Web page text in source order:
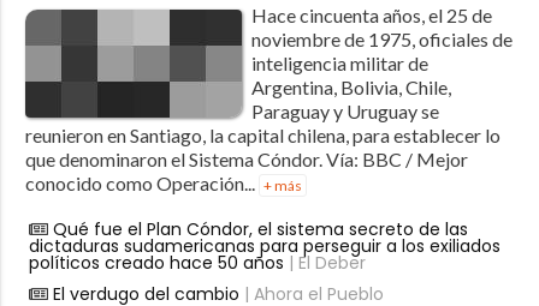
Hace cincuenta años, el 25 de
noviembre de 1975, oficiales de
inteligencia militar de
Argentina, Bolivia, Chile,
Paraguay y Uruguay se
reunieron en Santiago, la capital chilena, para establecer lo
que denominaron el Sistema Cóndor. Vía: BBC / Mejor
conocido como Operación... + más
Qué fue el Plan Cóndor, el sistema secreto de las
dictaduras sudamericanas para perseguir a los exiliados
políticos creado hace 50 años | El Deber
El verdugo del cambio | Ahora el Pueblo